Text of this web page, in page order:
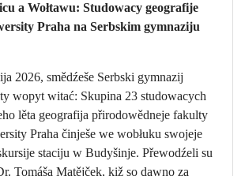
a Wołtawu: Studowacy geografije
Praha na Serbskim gymnaziju
2026, smědźeše Serbski gymnazij
wopyt witać: Skupina 23 studowacych
lěta geografija přirodowědneje fakulty
Praha činješe we wobłuku swojeje
staciju w Budyšinje. Přewodźeli su
Tomáša Matějček, kiž so dawno za